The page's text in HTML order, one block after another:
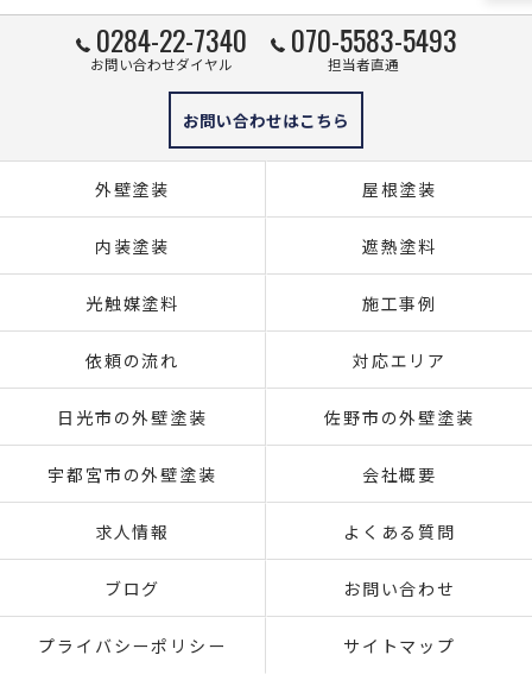
0284-22-7340
お問い合わせダイヤル
070-5583-5493
担当者直通
お問い合わせはこちら
外壁塗装 屋根塗装
内装塗装 遮熱塗料
光触媒塗料 施工事例
依頼の流れ 対応エリア
日光市の外壁塗装 佐野市の外壁塗装
宇都宮市の外壁塗装 会社概要
求人情報 よくある質問
ブログ お問い合わせ
プライバシーポリシー サイトマップ